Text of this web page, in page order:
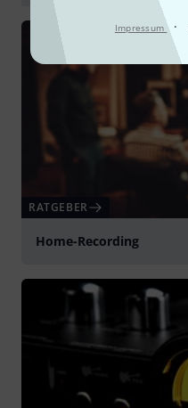
Impressum ·
RATGEBER
Home-Recording